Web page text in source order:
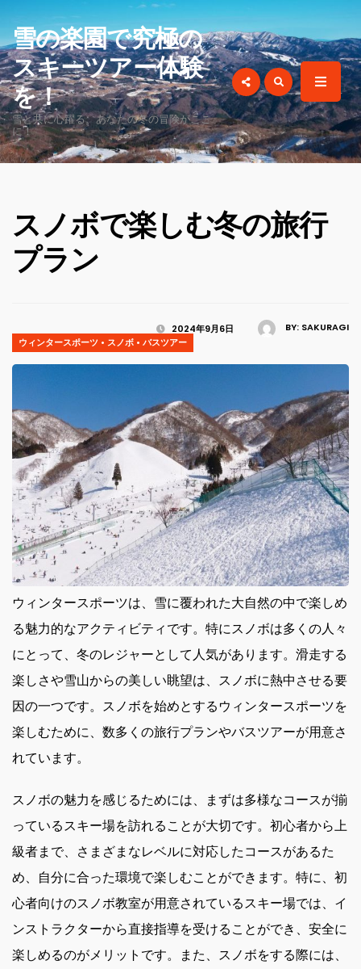
for:
雪の楽園で究極の
スキーツアー体験
を！
雪と共に心躍る、あなたの冬の冒険がここ
に！
スノボで楽しむ冬の旅行
プラン
BY: SAKURAGI
2024年9月6日
ウィンタースポーツ • スノボ • バスツアー
ウィンタースポーツは、雪に覆われた大自然の中で楽しめ
る魅力的なアクティビティです。 特にスノボは多くの人々
にとって、冬のレジャーとして人気があります。滑走する
楽しさや雪山からの美しい眺望は、スノボに熱中させる要
因の一つです。スノボを始めとするウィンタースポーツを
楽しむために、数多くの旅行プランやバスツアーが用意さ
れています。
スノボの魅力を感じるためには、まずは多様なコースが揃
っているスキー場を訪れることが大切です。初心者から上
級者まで、さまざまなレベルに対応したコースがあるた
め、自分に合った環境で楽しむことができます。特に、初
心者向けのスノボ教室が用意されているスキー場では、イ
ンストラクターから直接指導を受けることができ、安全に
楽しめるのがメリットです。また、スノボをする際には、